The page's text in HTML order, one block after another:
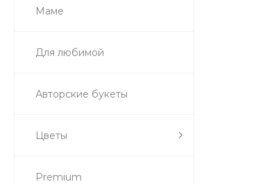
Маме
Для любимой
Авторские букеты
Цветы
Premium